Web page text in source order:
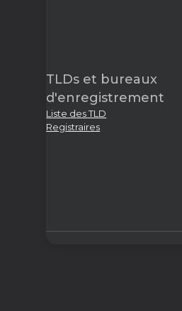
TLDs et bureaux
d'enregistrement
Liste des TLD
Registraires